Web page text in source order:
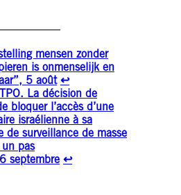
mensen zonder
is onmenselijk en
5 août ↩︎
La décision de
bloquer l’accès d’une
israélienne à sa
de surveillance de masse
un pas
septembre ↩︎